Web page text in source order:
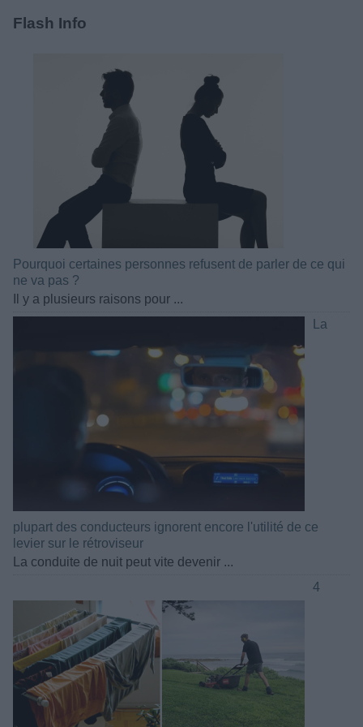
Flash Info
Pourquoi certaines personnes refusent de parler de ce qui
ne va pas ?
Il y a plusieurs raisons pour ...
La
plupart des conducteurs ignorent encore l'utilité de ce
levier sur le rétroviseur
La conduite de nuit peut vite devenir ...
4